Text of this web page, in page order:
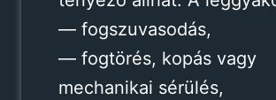
— fogszuvasodás,
— fogtörés, kopás vagy
mechanikai sérülés,